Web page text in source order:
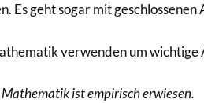
Es geht sogar mit geschlossenen
verwenden um wichtige
ist empirisch erwiesen.